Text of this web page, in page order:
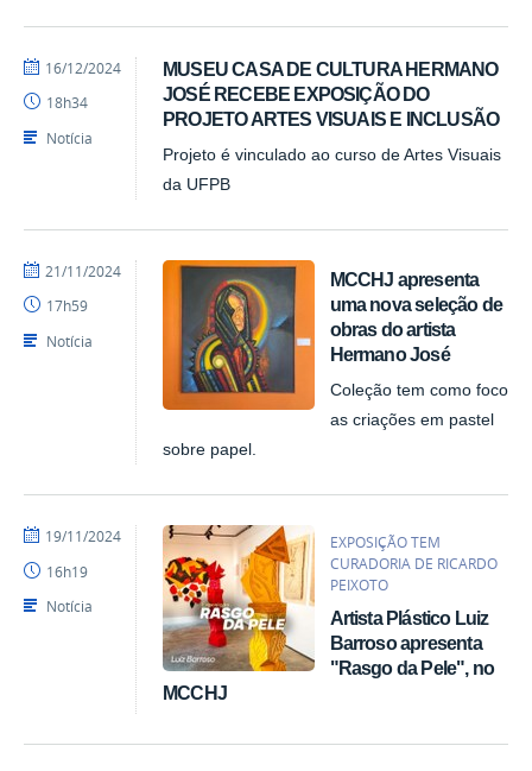
MUSEU CASA DE CULTURA HERMANO
JOSÉ RECEBE EXPOSIÇÃO DO
PROJETO ARTES VISUAIS E INCLUSÃO
Projeto é vinculado ao curso de Artes Visuais
da UFPB
por
MCCHJ
publicado
16/12/2024
18h34
Notícia
MCCHJ apresenta
uma nova seleção de
obras do artista
Hermano José
Coleção tem como foco
as criações em pastel
sobre papel.
por
MCCHJ
publicado
21/11/2024
17h59
Notícia
EXPOSIÇÃO TEM
CURADORIA DE RICARDO
PEIXOTO
Artista Plástico Luiz
Barroso apresenta
"Rasgo da Pele", no
MCCHJ
por
MCCHJ
publicado
19/11/2024
16h19
Notícia